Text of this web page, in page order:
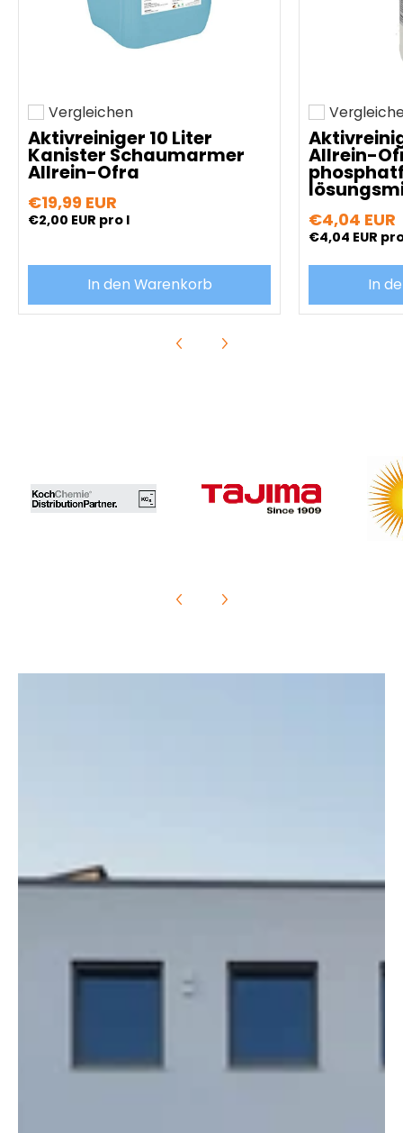
Hinzufügen zum vergleichen
Vergleichen
Aktivreiniger 10 Liter
Kanister Schaumarmer
Allrein-Ofra
€19,99 EUR
€2,00 EUR pro l
In den Warenkorb
Hinzufügen
Allrein-
€4,04 EUR
€4,04 EUR
In